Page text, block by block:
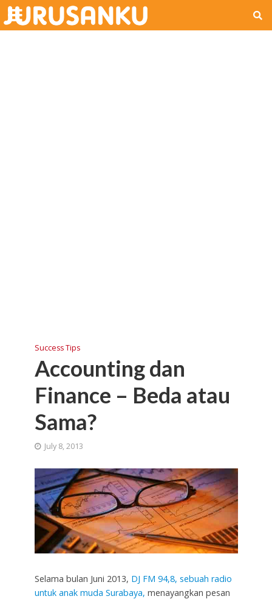
Success Tips
Accounting dan
Finance – Beda atau
Sama?
July 8, 2013
Selama bulan Juni 2013, DJ FM 94,8, sebuah radio
untuk anak muda Surabaya, menayangkan pesan